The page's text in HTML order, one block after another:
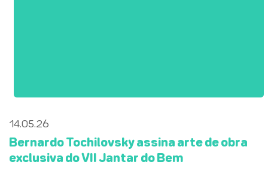
14.05.26
Bernardo Tochilovsky assina arte de obra
exclusiva do VII Jantar do Bem